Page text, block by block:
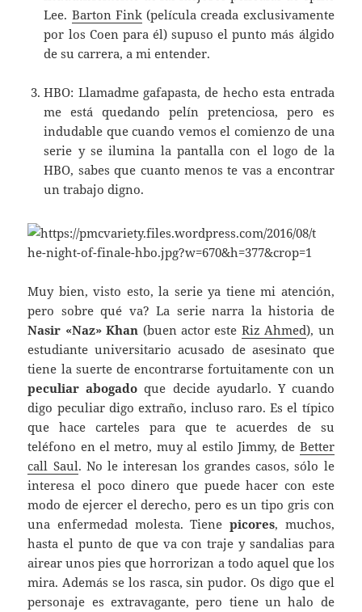
Lee. Barton Fink(película creada exclusivamente
por los Coen para él) supuso el punto más álgido
de su carrera, a mi entender.
HBO: Llamadme gafapasta, de hecho esta entrada
me está quedando pelín pretenciosa, pero es
indudable que cuando vemos el comienzo de una
serie y se ilumina la pantalla con el logo de la
HBO, sabes que cuanto menos te vas a encontrar
un trabajo digno.
Muy bien, visto esto, la serie ya tiene mi atención,
pero sobre qué va? La serie narra la historia de
Nasir «Naz» Khan (buen actor este Riz Ahmed), un
estudiante universitario acusado de asesinato que
tiene la suerte de encontrarse fortuitamente con un
peculiar abogado que decide ayudarlo. Y cuando
digo peculiar digo extraño, incluso raro. Es el típico
que hace carteles para que te acuerdes de su
teléfono en el metro, muy al estilo Jimmy, de Better
call Saul. No le interesan los grandes casos, sólo le
interesa el poco dinero que puede hacer con este
modo de ejercer el derecho, pero es un tipo gris con
una enfermedad molesta. Tiene picores, muchos,
hasta el punto de que va con traje y sandalias para
airear unos pies que horrorizan a todo aquel que los
mira. Además se los rasca, sin pudor. Os digo que el
personaje es extravagante, pero tiene un halo de